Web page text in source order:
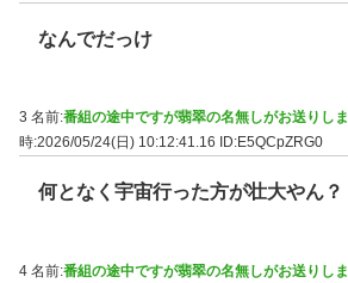
なんでだっけ
3 名前:番組の途中ですが翡翠の名無しがお送りし
時:2026/05/24(日) 10:12:41.16
ID:E5QCpZRG0
何となく宇宙行った方が壮大やん？
4 名前:番組の途中ですが翡翠の名無しがお送りし